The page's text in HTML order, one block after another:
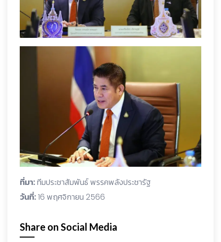
ที่มา:ทีมประชาสัมพันธ์ พรรคพลังประชารัฐ
วันที่:16 พฤศจิกายน 2566
Share on Social Media